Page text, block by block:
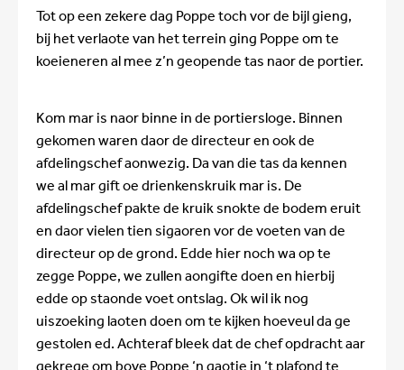
Tot op een zekere dag Poppe toch vor de bijl gieng,
bij het verlaote van het terrein ging Poppe om te
koeieneren al mee z’n geopende tas naor de portier.
Kom mar is naor binne in de portiersloge. Binnen
gekomen waren daor de directeur en ook de
afdelingschef aonwezig. Da van die tas da kennen
we al mar gift oe drienkenskruik mar is. De
afdelingschef pakte de kruik snokte de bodem eruit
en daor vielen tien sigaoren vor de voeten van de
directeur op de grond. Edde hier noch wa op te
zegge Poppe, we zullen aongifte doen en hierbij
edde op staonde voet ontslag. Ok wil ik nog
uiszoeking laoten doen om te kijken hoeveul da ge
gestolen ed. Achteraf bleek dat de chef opdracht aar
gekrege om bove Poppe ‘n gaotje in ‘t plafond te